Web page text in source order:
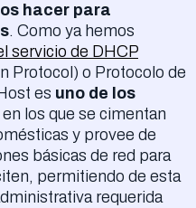
hacer para
. Como ya hemos
servicio de DHCP
Protocol) o Protocolo de
es uno de los
en los que se cimentan
y provee de
básicas de red para
permitiendo de esta
requerida